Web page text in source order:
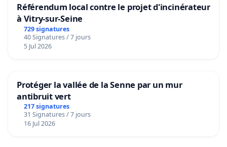
Référendum local contre le projet d'incinérateur
à Vitry-sur-Seine
729 signatures
40 Signatures / 7 jours
5 Jul 2026
Protéger la vallée de la Senne par un mur
antibruit vert
217 signatures
31 Signatures / 7 jours
16 Jul 2026